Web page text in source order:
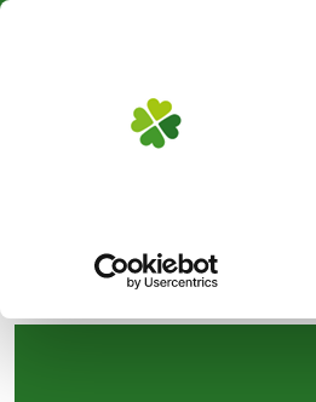
Standorte & Öffnungszeiten